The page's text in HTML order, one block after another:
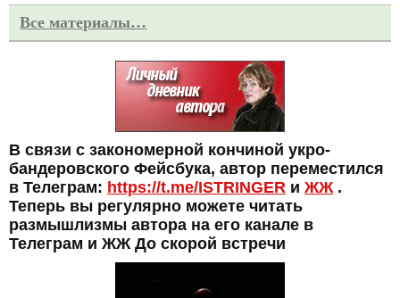
Все материалы…
В связи с закономерной кончиной укро-
бандеровского Фейсбука, автор переместился
в Телеграм: https://t.me/ISTRINGER и ЖЖ .
Теперь вы регулярно можете читать
размышлизмы автора на его канале в
Телеграм и ЖЖ До скорой встречи